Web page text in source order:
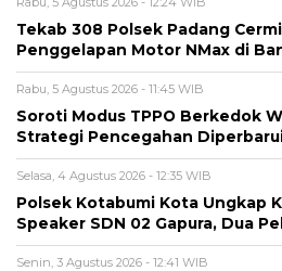
Tekab 308 Polsek Padang
Penggelapan Motor NMax di
Rabu, 5 Agustus 2026 - 11:45 WIB
Soroti Modus TPPO Berkedok
Strategi Pencegahan
Selasa, 4 Agustus 2026 - 12:35 WIB
Polsek Kotabumi Kota Ungkap
Speaker SDN 02 Gapura, Dua
Senin, 3 Agustus 2026 - 12:41 WIB